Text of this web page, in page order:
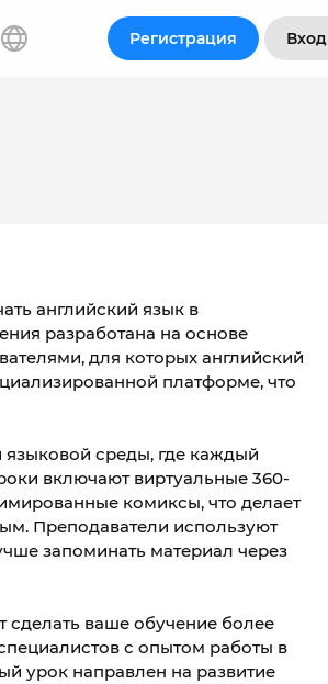
Регистрация Вход
английский язык в
разработана на основе
для которых английский
платформе, что
среды, где каждый
включают виртуальные 360-
комиксы, что делает
Преподаватели используют
запоминать материал через
сделать ваше обучение более
с опытом работы в
урок направлен на развитие